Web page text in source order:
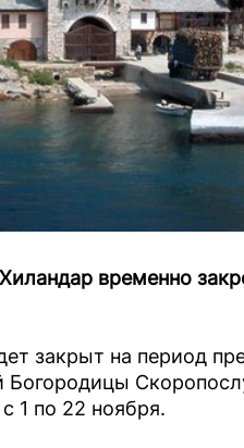
временно
закрыт на период
Богородицы
1 по 22 ноября.